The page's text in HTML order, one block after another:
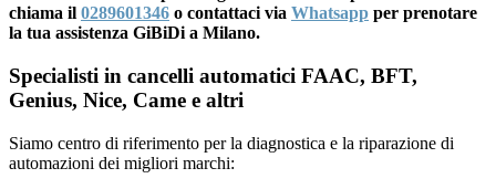
chiama il 0289601346 o contattaci via Whatsapp per prenotare
la tua assistenza GiBiDi a Milano.
Specialisti in cancelli automatici FAAC, BFT,
Genius, Nice, Came e altri
Siamo centro di riferimento per la diagnostica e la riparazione di
automazioni dei migliori marchi: